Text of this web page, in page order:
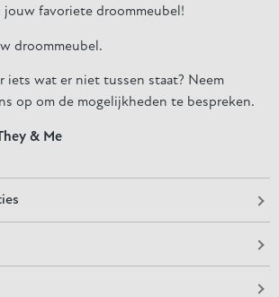
favoriete droommeubel!
droommeubel.
iets wat er niet tussen staat? Neem
op om de mogelijkheden te bespreken.
& Me